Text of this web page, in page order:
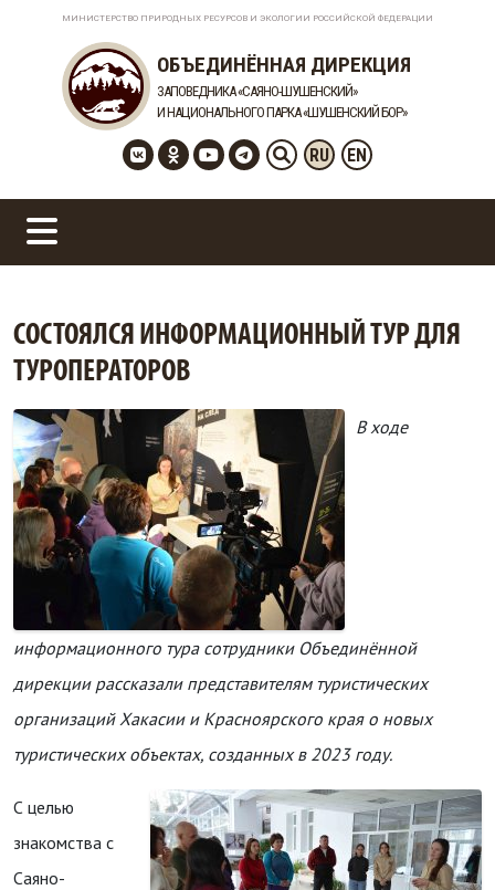
МИНИСТЕРСТВО ПРИРОДНЫХ РЕСУРСОВ И ЭКОЛОГИИ РОССИЙСКОЙ ФЕДЕРАЦИИ
ОБЪЕДИНЁННАЯ ДИРЕКЦИЯ
ЗАПОВЕДНИКА «САЯНО-ШУШЕНСКИЙ»
И НАЦИОНАЛЬНОГО ПАРКА «ШУШЕНСКИЙ БОР»
RU EN
СОСТОЯЛСЯ ИНФОРМАЦИОННЫЙ ТУР ДЛЯ
ТУРОПЕРАТОРОВ
В ходе
информационного тура сотрудники Объединённой
дирекции рассказали представителям туристических
организаций Хакасии и Красноярского края о новых
туристических объектах, созданных в 2023 году.
С целью
знакомства с
Саяно-